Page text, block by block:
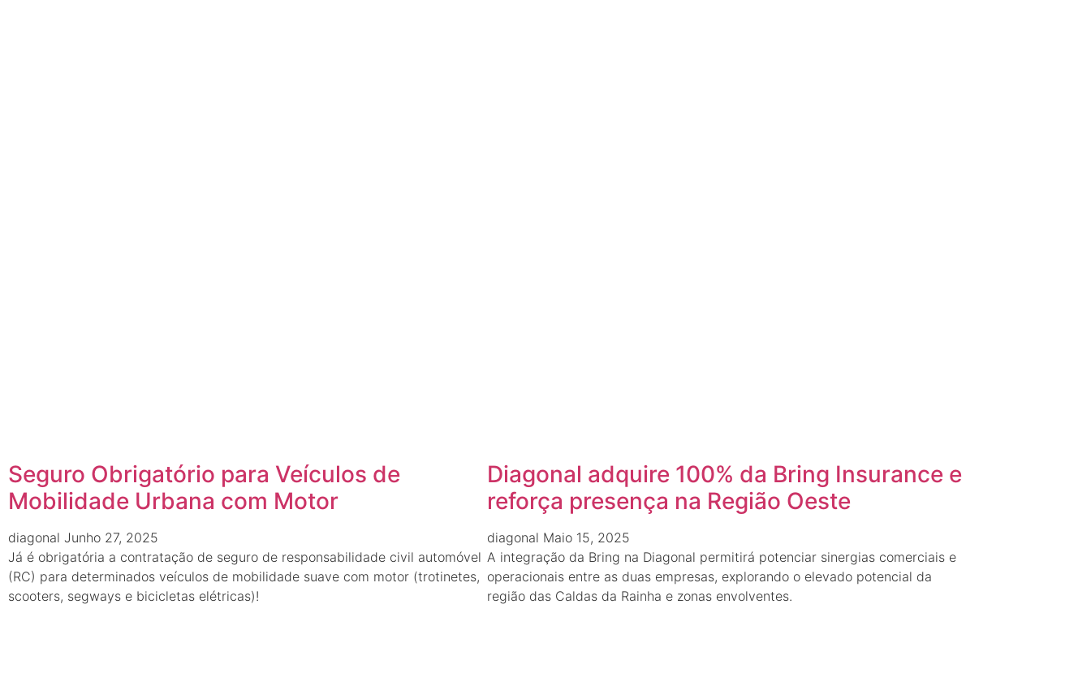
Seguro Obrigatório para Veículos de
Mobilidade Urbana com Motor
diagonal Junho 27, 2025
Já é obrigatória a contratação de seguro de responsabilidade civil automóvel
(RC) para determinados veículos de mobilidade suave com motor (trotinetes,
scooters, segways e bicicletas elétricas)!
Diagonal adquire 100% da Bring Insurance e
reforça presença na Região Oeste
diagonal Maio 15, 2025
A integração da Bring na Diagonal permitirá potenciar sinergias comerciais e
operacionais entre as duas empresas, explorando o elevado potencial da
região das Caldas da Rainha e zonas envolventes.